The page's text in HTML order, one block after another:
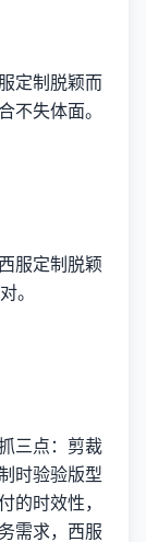
定制脱颖而
不失体面。
服定制脱颖
。
三点：剪裁
时验验版型
的时效性，
需求，西服